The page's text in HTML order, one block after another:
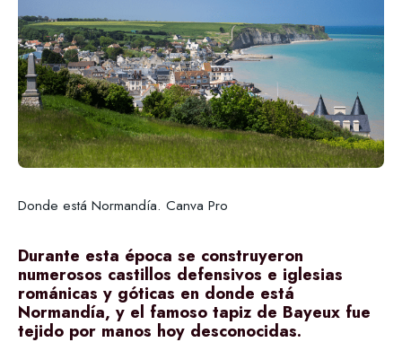
Donde está Normandía. Canva Pro
Durante esta época se construyeron
numerosos castillos defensivos e iglesias
románicas y góticas en donde está
Normandía, y el famoso tapiz de Bayeux fue
tejido por manos hoy desconocidas.